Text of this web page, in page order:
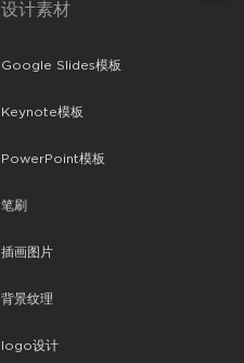
设计素材
Google Slides模板
Keynote模板
PowerPoint模板
笔刷
插画图片
背景纹理
logo设计